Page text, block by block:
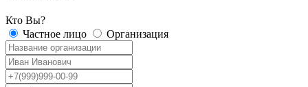
Кто Вы?
Частное лицо
Организация